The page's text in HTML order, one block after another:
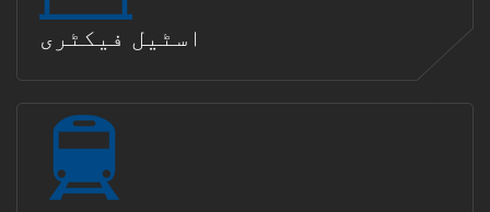
اسٹیل فیکٹری